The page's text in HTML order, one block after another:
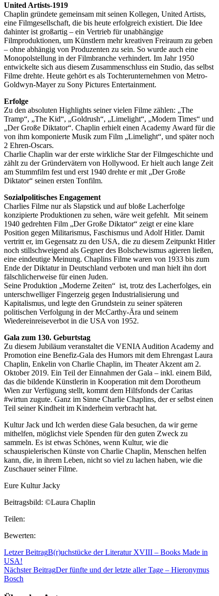
United Artists-1919
Chaplin gründete gemeinsam mit seinen Kollegen, United Artists,
eine Filmgesellschaft, die bis heute erfolgreich existiert. Die Idee
dahinter ist großartig – ein Vertrieb für unabhängige
Filmproduktionen, um Künstlern mehr kreativen Freiraum zu geben
– ohne abhängig von Produzenten zu sein. So wurde auch eine
Monopolstellung in der Filmbranche verhindert. Im Jahr 1950
entwickelte sich aus diesem Zusammenschluss ein Studio, das selbst
Filme drehte. Heute gehört es als Tochterunternehmen von Metro-
Goldwyn-Mayer zu Sony Pictures Entertainment.
Erfolge
Zu den absoluten Highlights seiner vielen Filme zählen: „The
Tramp“, „The Kid“, „Goldrush“, „Limelight“, „Modern Times“ und
„Der Große Diktator“. Chaplin erhielt einen Academy Award für die
von ihm komponierte Musik zum Film „Limelight“, und später noch
2 Ehren-Oscars.
Charlie Chaplin war der erste wirkliche Star der Filmgeschichte und
zählt zu der Gründervätern von Hollywood. Er hielt auch lange Zeit
am Stummfilm fest und erst 1940 drehte er mit „Der Große
Diktator“ seinen ersten Tonfilm.
Sozialpolitisches Engagement
Charlies Filme nur als Slapstick und auf bloße Lacherfolge
konzipierte Produktionen zu sehen, wäre weit gefehlt. Mit seinem
1940 gedrehten Film „Der Große Diktator“ zeigt er eine klare
Position gegen Militarismus, Faschismus und Adolf Hitler. Damit
vertritt er, im Gegensatz zu den USA, die zu diesem Zeitpunkt Hitler
noch stillschweigend als Gegner des Bolschewismus agieren ließen,
eine eindeutige Meinung. Chaplins Filme waren von 1933 bis zum
Ende der Diktatur in Deutschland verboten und man hielt ihn dort
fälschlicherweise für einen Juden.
Seine Produktion „Moderne Zeiten“ ist, trotz des Lacherfolges, ein
unterschwelliger Fingerzeig gegen Industrialisierung und
Kapitalismus, und legte den Grundstein zu seiner späteren
politischen Verfolgung in der McCarthy-Ära und seinem
Wiedereinreiseverbot in die USA von 1952.
Gala zum 130. Geburtstag
Zu diesem Jubiläum veranstaltet die VENIA Audition Academy and
Promotion eine Benefiz-Gala des Humors mit dem Ehrengast Laura
Chaplin, Enkelin von Charlie Chaplin, im Theater Akzent am 2.
Oktober 2019. Ein Teil der Einnahmen der Gala – inkl. einem Bild,
das die bildende Künstlerin in Kooperation mit dem Dorotheum
Wien zur Verfügung stellt, kommt dem Hilfsfonds der Caritas
#wirtun zugute. Ganz im Sinne Charlie Chaplins, der er selbst einen
Teil seiner Kindheit im Kinderheim verbracht hat.
Kultur Jack und Ich werden diese Gala besuchen, da wir gerne
mithelfen, möglichst viele Spenden für den guten Zweck zu
sammeln. Es ist etwas Schönes, wenn Kultur, wie die
schauspielerischen Künste von Charlie Chaplin, Menschen helfen
kann, die, in ihrem Leben, nicht so viel zu lachen haben, wie die
Zuschauer seiner Filme.
Eure Kultur Jacky
Beitragsbild: ©Laura Chaplin
Teilen:
Bewerten:
Letzer BeitragB(r)uchstücke der Literatur XVIII – Books Made in
USA!
Nächster BeitragDer fünfte und der letzte aller Tage – Hieronymus
Bosch